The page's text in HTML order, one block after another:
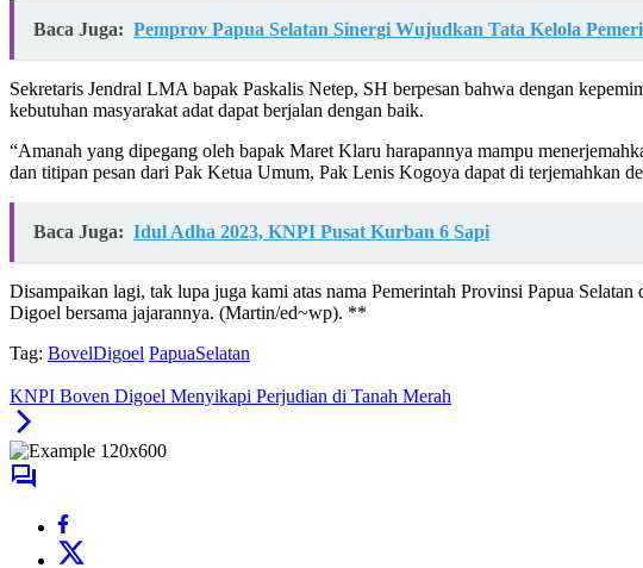
Baca Juga: Pemprov Papua Selatan Sinergi Wujudkan Tata Kelola
Sekretaris Jendral LMA bapak Paskalis Netep, SH berpesan bahwa dengan
kebutuhan masyarakat adat dapat berjalan dengan baik.
“Amanah yang dipegang oleh bapak Maret Klaru harapannya mampu
dan titipan pesan dari Pak Ketua Umum, Pak Lenis Kogoya dapat di terjemahkan
Baca Juga: Idul Adha 2023, KNPI Pusat Kurban 6 Sapi
Disampaikan lagi, tak lupa juga kami atas nama Pemerintah Provinsi Papua
Digoel bersama jajarannya. (Martin/ed~wp). **
Tag: BovelDigoel PapuaSelatan
KNPI Boven Digoel Menyikapi Perjudian di Tanah Merah